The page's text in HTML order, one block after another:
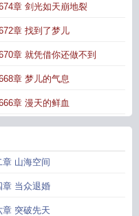
神凰决最新章节 霸天战神刑战
神陈少风境界划分
神帝百科霸天战神诀霸天战神执
恩加尔霸天战神男主几个老婆
费霸天战神陈少风全文免费阅读
看吗霸天战神女主有几个霸天战
章 剑光如天崩地裂
章 找到了梦儿
章 就凭借你还做不到
章 梦儿的气息
章 漫天的鲜血
章 山海空间
章 当众退婚
章 突破先天